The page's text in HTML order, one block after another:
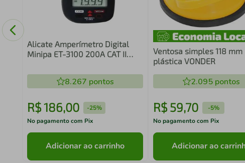
Alicate Amperímetro Digital
Minipa ET-3100 200A CAT II
8.267 pontos
R$186,00 -25%
No pagamento com Pix
Adicionar ao carrinho
Ventosa simples 118 mm
plástica VONDER
2.095pontos
R$ 59,70 -5%
No pagamento com Pix
Adicionar ao